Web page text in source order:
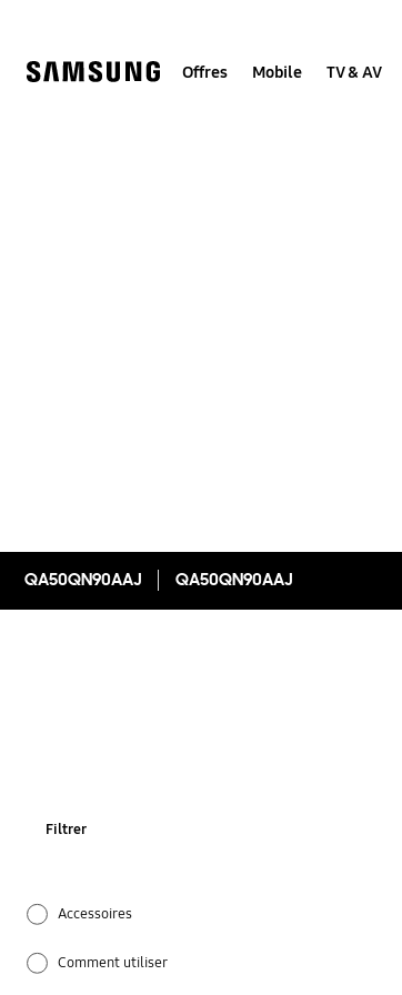
Offres Mobile TV & AV
QA50QN90AAJ QA50QN90AAJ
Filtrer
Accessoires
Comment utiliser